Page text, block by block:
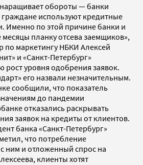
обороты — банки
используют кредитные
Именно по этой причине банки и
планку отсева заемщиков»,
маркетингу НБКИ Алексей
и «Санкт-Петербург»
рост уровня одобрения заявок.
его назвали незначительным.
сообщили, что показатель
до пандемии
отказались раскрывать
заявок на кредиты от клиентов.
банка «Санкт-Петербург»
что потребление
с ним и отложенный спрос на
клиенты хотят